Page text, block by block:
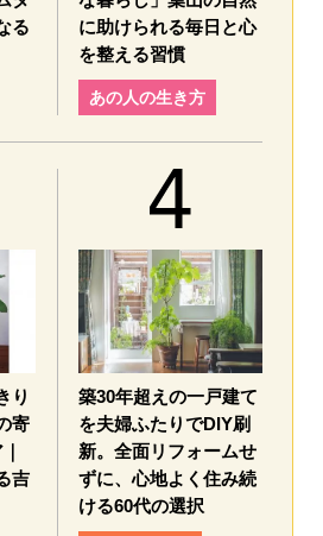
る
に助けられる毎日と心
を整える習慣
あの人の生き方
り
寄
吉
築30年超えの一戸建て
を夫婦ふたりでDIY刷
新。全面リフォームせ
ずに、心地よく住み続
ける60代の選択